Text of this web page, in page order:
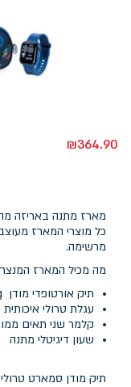
₪364.90
מארז מתנה באריזה
כל מוצרי המארז
מרשימה.
מה מכיל המארז
תיק אורטופדי מודן air flex bag+ כיסוי נגד גשם מתנה
עגלת טרולי איכותית
קלמר שני תאים
שעון דיגיטלי מתנה
תיק מודן סמארט טרולי